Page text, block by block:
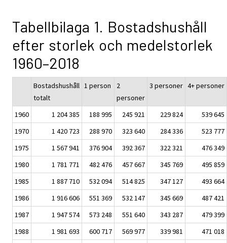
Tabellbilaga 1. Bostadshushåll
efter storlek och medelstorlek
1960–2018
Bostadshushåll
totalt
1 person
2
personer
3 personer 4+ personer
1960 1 204 385 188 995 245 921 229 824
539 645
1970
1 420 723 288 970 323 640 284 336
523 777
1975
1 567 941 376 904 392 367 322 321
476 349
1980
1 781 771 482 476 457 667 345 769
495 859
1985
1 887 710 532 094 514 825 347 127
493 664
1986
1 916 606 551 369 532 147 345 669
487 421
1987
1 947 574 573 248 551 640 343 287
479 399
1988
1 981 693 600 717 569 977 339 981
471 018